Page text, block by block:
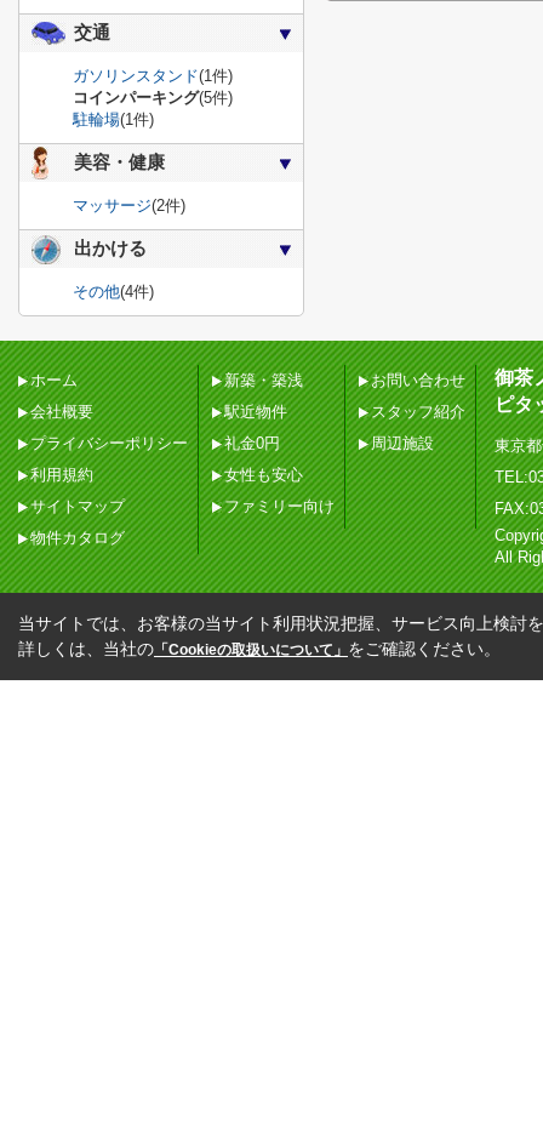
交通
ガソリンスタンド(1件)
コインパーキング(5件)
駐輪場(1件)
美容・健康
マッサージ(2件)
出かける
その他(4件)
ホーム
会社概要
プライバシーポリシー
利用規約
サイトマップ
物件カタログ
新築・築浅
駅近物件
礼金0円
女性も安心
ファミリー向け
お問い合わせ
スタッフ紹介
周辺施設
御茶
ピタ
東京
All
当サイトでは、お客様の当サイト利用状況把握、サービス向上検討
詳しくは、当社の 「Cookieの取扱いについて」 をご確認ください。